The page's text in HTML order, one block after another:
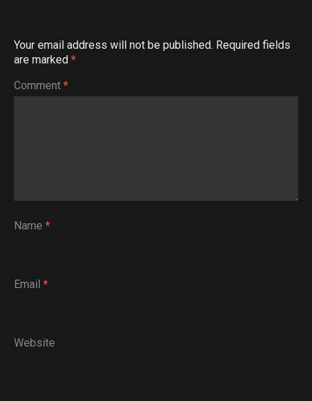
Your email address will not be published. Required fields
are marked *
Comment *
Name *
Email *
Website